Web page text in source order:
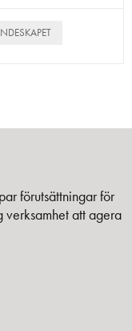
förutsättningar för
att agera